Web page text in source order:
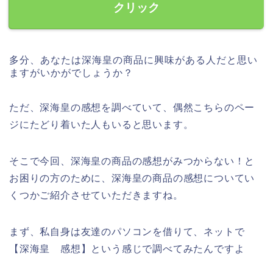
クリック
多分、あなたは深海皇の商品に興味がある人だと思い
ますがいかがでしょうか？
ただ、深海皇の感想を調べていて、偶然こちらのペー
ジにたどり着いた人もいると思います。
そこで今回、深海皇の商品の感想がみつからない！と
お困りの方のために、深海皇の商品の感想についてい
くつかご紹介させていただきますね。
まず、私自身は友達のパソコンを借りて、ネットで
【深海皇 感想】という感じで調べてみたんですよ